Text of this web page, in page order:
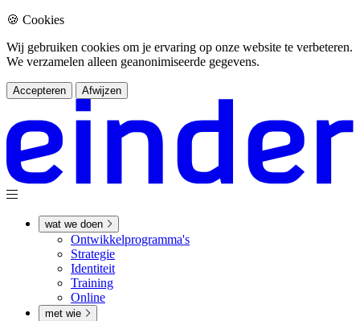
🍪 Cookies
Wij gebruiken cookies om je ervaring op onze website te verbeteren.
We verzamelen alleen geanonimiseerde gegevens.
Accepteren Afwijzen
wat we doen
Ontwikkel­­programma's
Strategie
Identiteit
Training
Online
met wie